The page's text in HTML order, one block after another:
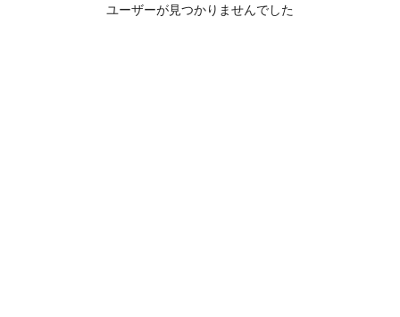
ユーザーが見つかりませんでした